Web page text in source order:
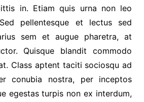
in. Etiam quis urna non leo
pellentesque et lectus sed
sem et augue pharetra, at
Quisque blandit commodo
Class aptent taciti sociosqu ad
conubia nostra, per inceptos
egestas turpis non ex interdum,